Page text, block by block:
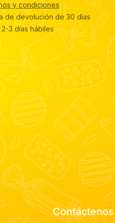
y condiciones
de devolución de 30 días
2-3 días hábiles
Contáctenos